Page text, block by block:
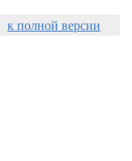
к полной версии